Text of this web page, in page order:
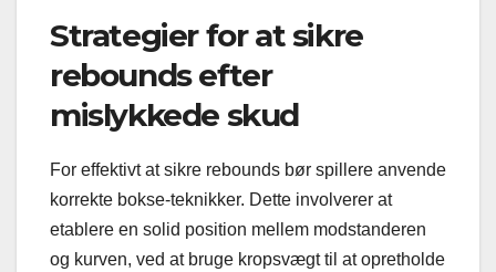
Strategier for at sikre
rebounds efter
mislykkede skud
For effektivt at sikre rebounds bør spillere anvende
korrekte bokse-teknikker. Dette involverer at
etablere en solid position mellem modstanderen
og kurven, ved at bruge kropsvægt til at opretholde